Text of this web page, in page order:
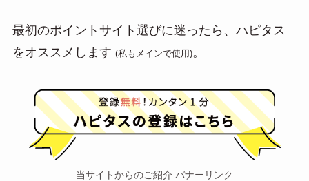
最初のポイントサイト選びに迷ったら、ハピタス
をオススメします (私もメインで使用)。
当サイトからのご紹介 バナーリンク